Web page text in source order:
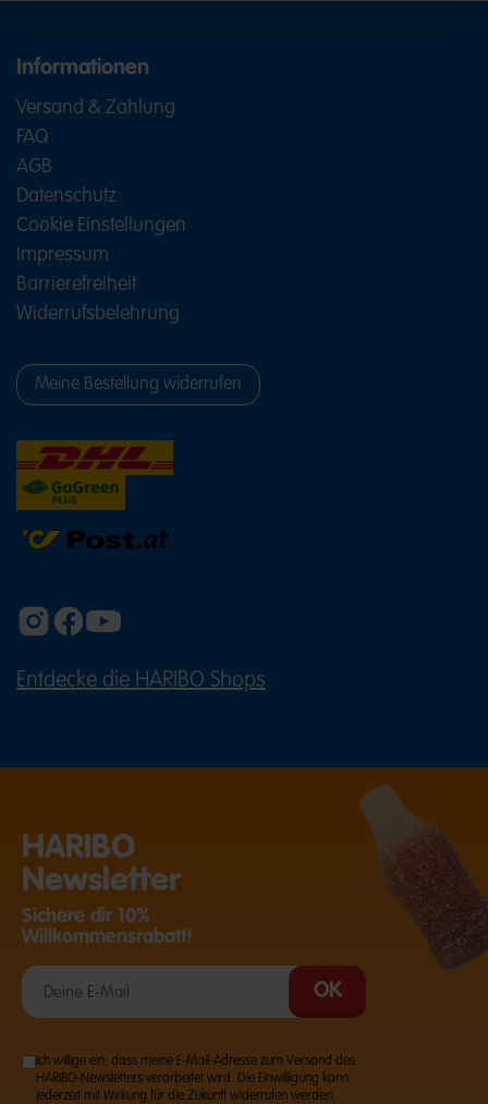
Informationen
Versand & Zahlung
FAQ
AGB
Datenschutz
Cookie Einstellungen
Impressum
Barrierefreiheit
Widerrufsbelehrung
Meine Bestellung widerrufen
Entdecke die HARIBO Shops
HARIBO
Newsletter
Sichere dir 10%
Willkommensrabatt!
Ich willige ein, dass meine E-Mail-Adresse zum Versand des
HARIBO-Newsletters verarbeitet wird. Die Einwilligung kann
jederzeit mit Wirkung für die Zukunft widerrufen werden.